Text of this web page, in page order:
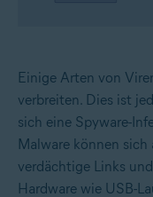
Einige Arten von
verbreiten. Dies ist
sich eine Spyware-
Malware können sich
verdächtige Links
Hardware wie USB-